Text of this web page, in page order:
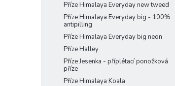
Příze Himalaya Everyday new tweed
Příze Himalaya Everyday big - 100%
antipilling
Příze Himalaya Everyday big neon
Příze Halley
Příze Jesenka - příplétací ponožková
příze
Příze Himalaya Koala